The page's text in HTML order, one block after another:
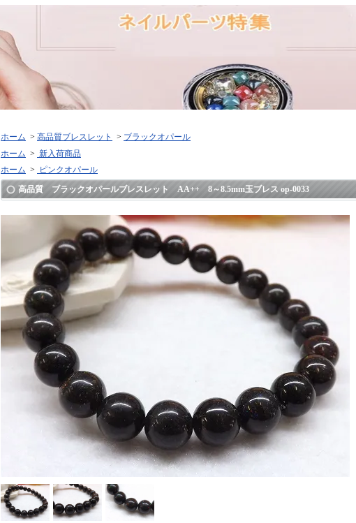
ホーム > 高品質ブレスレット > ブラックオパール
ホーム > 新入荷商品
ホーム >
ピンクオパール
高品質 ブラックオパールブレスレット AA++ 8～8.5mm玉ブレス op-0033